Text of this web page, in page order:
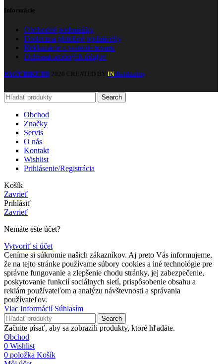
Informácie
Obchodné podmienky
Dodacie a platobné podmienky
Reklamácie a vrátenie tovaru
Ochrana osobných údajov
PAGY BIKE BB 2020 CREATED BY INdividuality.
Search
Obchod
Značky
Servis
O nás
Kontakt
Wishlist
Prihlásenie/Registrácia
Košík
Zavrieť
Prihlásiť
Zavrieť
Nemáte ešte účet?
Vytvoriť si účet
Ceníme si súkromie našich zákazníkov. Aj preto Vás informujeme,
že na tejto stránke používame súbory cookies a iné technológie pre
správne fungovanie a zlepšenie chodu stránky, jej zabezpečenie,
poskytovanie funkcií sociálnych sietí, prispôsobenie obsahu a
reklám používateľom a analýzu návštevnosti a správania
používateľov.
Viac Informácií Viac
Súhlasím
Search
Začnite písať, aby sa zobrazili produkty, ktoré hľadáte.
Obchod
0 Wishlist
0 položka Košík